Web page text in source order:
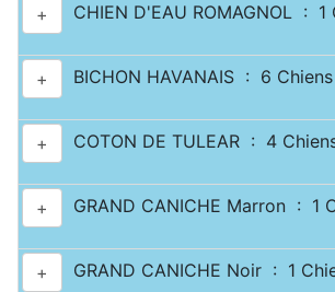
+ CHIEN D'EAU ROMAGNOL : 1
+ BICHON HAVANAIS : 6 Chiens
+ COTON DE TULEAR : 4
+ GRAND CANICHE Marron : 1
+ GRAND CANICHE Noir : 1